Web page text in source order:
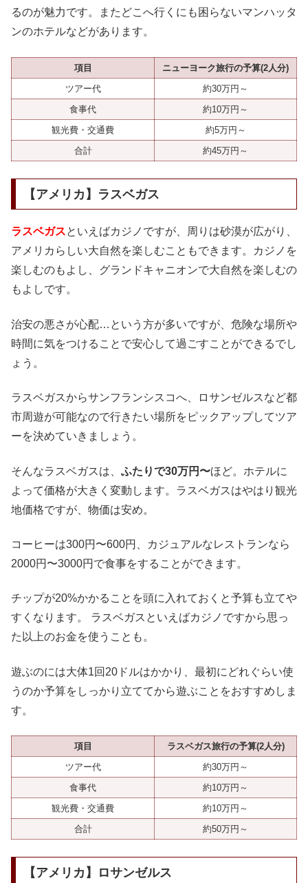
るのが魅力です。またどこへ行くにも困らないマンハッタ
ンのホテルなどがあります。
項目
ニューヨーク旅行の予算(2人分)
ツアー代
約30万円～
食事代
約10万円～
観光費・交通費
約5万円～
合計
約45万円～
【アメリカ】ラスベガス
ラスベガスといえばカジノですが、周りは砂漠が広がり、
アメリカらしい大自然を楽しむこともできます。カジノを
楽しむのもよし、グランドキャニオンで大自然を楽しむの
もよしです。
治安の悪さが心配…という方が多いですが、危険な場所や
時間に気をつけることで安心して過ごすことができるでし
ょう。
ラスベガスからサンフランシスコへ、ロサンゼルスなど都
市周遊が可能なので行きたい場所をピックアップしてツア
ーを決めていきましょう。
そんなラスベガスは、 ふたりで30万円〜ほど。ホテルに
よって価格が大きく変動します。ラスベガスはやはり観光
地価格ですが、物価は安め。
コーヒーは300円〜600円、カジュアルなレストランなら
2000円〜3000円で食事をすることができます。
チップが20%かかることを頭に入れておくと予算も立てや
すくなります。 ラスベガスといえばカジノですから思っ
た以上のお金を使うことも。
遊ぶのには大体1回20ドルはかかり、最初にどれぐらい使
うのか予算をしっかり立ててから遊ぶことをおすすめしま
す。
項目
ラスベガス旅行の予算(2人分)
ツアー代
約30万円～
食事代
約10万円～
観光費・交通費
約10万円～
合計
約50万円～
【アメリカ】ロサンゼルス